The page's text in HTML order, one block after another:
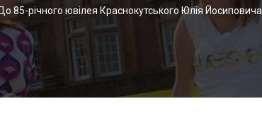
85-річного ювілея Краснокутського Юлія Йосиповича.